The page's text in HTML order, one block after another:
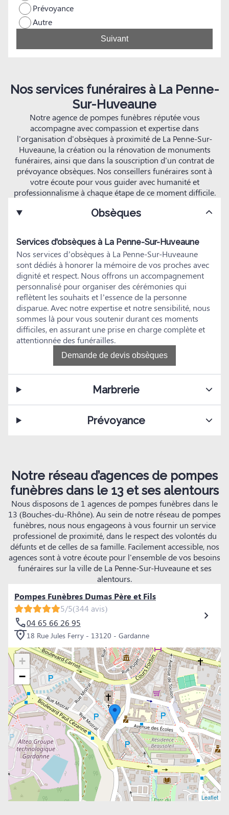
Prévoyance
Autre
Suivant
Nos services funéraires à La Penne-
Sur-Huveaune
Notre agence de pompes funèbres réputée vous
accompagne avec compassion et expertise dans
l'organisation d'obsèques à proximité de La Penne-Sur-
Huveaune, la création ou la rénovation de monuments
funéraires, ainsi que dans la souscription d'un contrat de
prévoyance obsèques. Nos conseillers funéraires sont à
votre écoute pour vous guider avec humanité et
professionnalisme à chaque étape de ce moment difficile.
Obsèques
Services d'obsèques à La Penne-Sur-Huveaune
Nos services d’obsèques à La Penne-Sur-Huveaune
sont dédiés à honorer la mémoire de vos proches avec
dignité et respect. Nous offrons un accompagnement
personnalisé pour organiser des cérémonies qui
reflètent les souhaits et l’essence de la personne
disparue. Avec notre expertise et notre sensibilité, nous
sommes là pour vous soutenir durant ces moments
difficiles, en assurant une prise en charge complète et
attentionnée des funérailles.
Demande de devis obsèques
Marbrerie
Prévoyance
Notre réseau d’agences de pompes
funèbres dans le 13 et ses alentours
Nous disposons de 1 agences de pompes funèbres dans le
13 (Bouches-du-Rhône). Au sein de notre réseau de pompes
funèbres, nous nous engageons à vous fournir un service
professionel de proximité, dans le respect des volontés du
défunts et de celles de sa famille. Facilement accessible, nos
agences sont à votre écoute pour l'ensemble de vos besoins
funéraires sur la ville de La Penne-Sur-Huveaune et ses
alentours.
Pompes Funèbres Dumas Père et Fils
5/5(344 avis)
04 65 66 26 95
18 Rue Jules Ferry - 13120 - Gardanne
+
−
Leaflet